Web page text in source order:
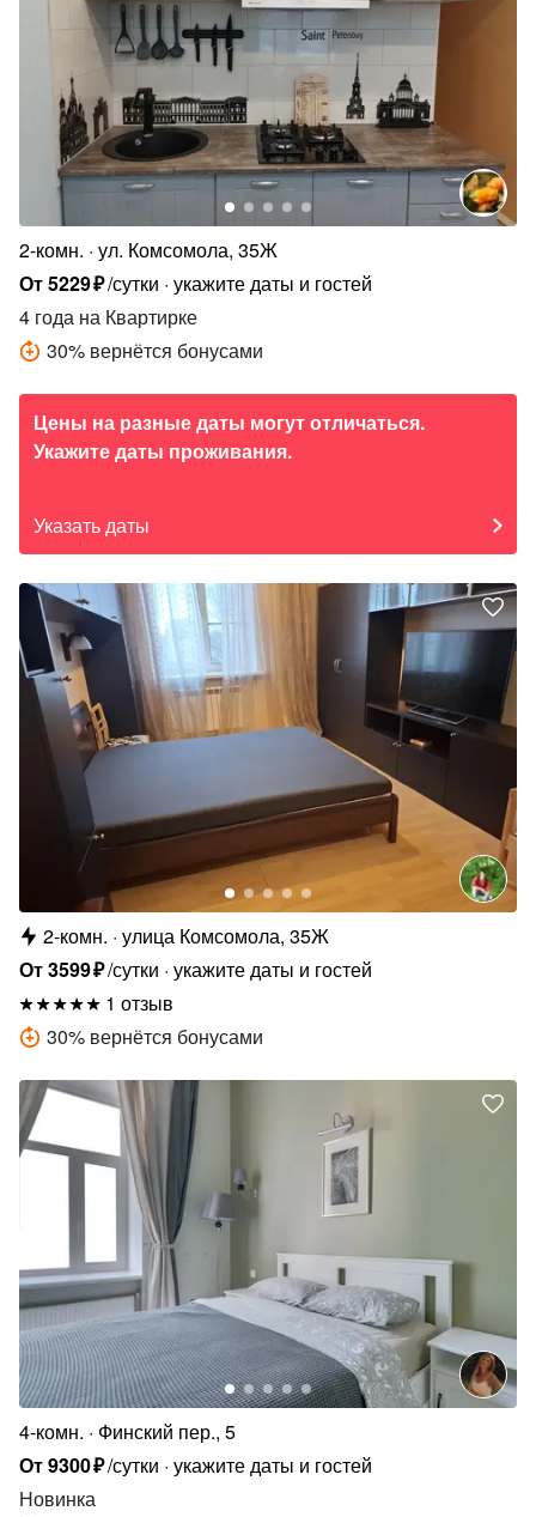
2-комн. ул. Комсомола, 35Ж
От5229₽/сутки укажите даты и гостей
4 года на Квартирке
30% вернётся бонусами
Цены на разные даты могут отличаться.
Укажите даты проживания.
Указать даты
2-комн. улица Комсомола, 35Ж
От3599₽/сутки укажите даты и гостей
1 отзыв
30% вернётся бонусами
4-комн.
Финский пер., 5
От9300₽/сутки укажите даты и гостей
Новинка